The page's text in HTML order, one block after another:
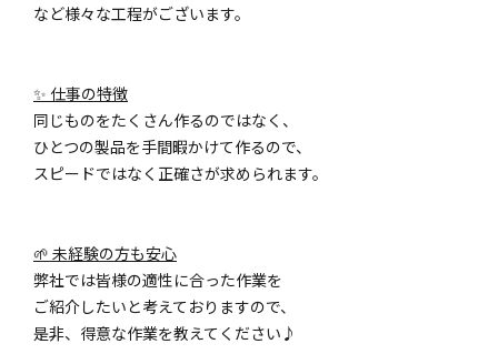
など様々な工程がございます。
✨ 仕事の特徴
同じものをたくさん作るのではなく、
ひとつの製品を手間暇かけて作るので、
スピードではなく正確さが求められます。
🌱 未経験の方も安心
弊社では皆様の適性に合った作業を
ご紹介したいと考えておりますので、
是非、得意な作業を教えてください♪